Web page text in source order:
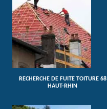
RECHERCHE DE FUITE TOITURE 68
HAUT-RHIN